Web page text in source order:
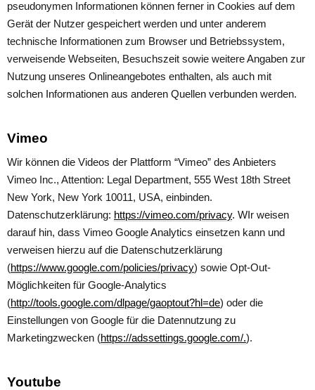
pseudonymen Informationen können ferner in Cookies auf dem
Gerät der Nutzer gespeichert werden und unter anderem
technische Informationen zum Browser und Betriebssystem,
verweisende Webseiten, Besuchszeit sowie weitere Angaben zur
Nutzung unseres Onlineangebotes enthalten, als auch mit
solchen Informationen aus anderen Quellen verbunden werden.
Vimeo
Wir können die Videos der Plattform “Vimeo” des Anbieters
Vimeo Inc., Attention: Legal Department, 555 West 18th Street
New York, New York 10011, USA, einbinden.
Datenschutzerklärung: https://vimeo.com/privacy. WIr weisen
darauf hin, dass Vimeo Google Analytics einsetzen kann und
verweisen hierzu auf die Datenschutzerklärung
(https://www.google.com/policies/privacy) sowie Opt-Out-
Möglichkeiten für Google-Analytics
(http://tools.google.com/dlpage/gaoptout?hl=de) oder die
Einstellungen von Google für die Datennutzung zu
Marketingzwecken (https://adssettings.google.com/.).
Youtube